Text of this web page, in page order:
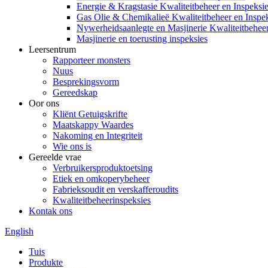
Energie & Kragstasie Kwaliteitbeheer en
Gas Olie & Chemikalieë Kwaliteitbeheer en
Nywerheidsaanlegte en Masjinerie
Masjinerie en toerusting inspeksies
Leersentrum
Rapporteer monsters
Nuus
Besprekingsvorm
Gereedskap
Oor ons
Kliënt Getuigskrifte
Maatskappy Waardes
Nakoming en Integriteit
Wie ons is
Gereelde vrae
Verbruikersproduktoetsing
Etiek en omkoperybeheer
Fabrieksoudit en verskafferoudits
Kwaliteitbeheerinspeksies
Kontak ons
English
Tuis
Produkte